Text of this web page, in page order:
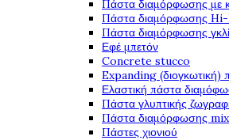
Πάστα διαμόρφωσης με
Πάστα διαμόρφωσης
Πάστα διαμόρφωσης
Εφέ μπετόν
Concrete stucco
Expanding (διογκωτική)
Ελαστική πάστα
Πάστα γλυπτικής
Πάστα διαμόρφωσης
Πάστες χιονιού